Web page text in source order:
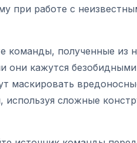
при работе с
команды, полученные из
они кажутся
маскировать
используя сложные